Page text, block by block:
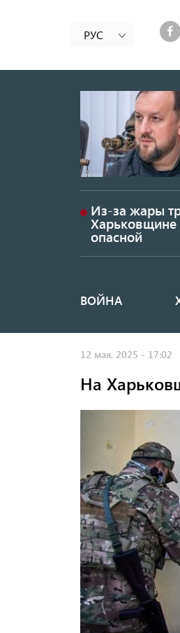
РУС
Из-за жары
Харьковщине
опасной
Основная
ВОЙНА
12 мая, 2025 - 17:02
На